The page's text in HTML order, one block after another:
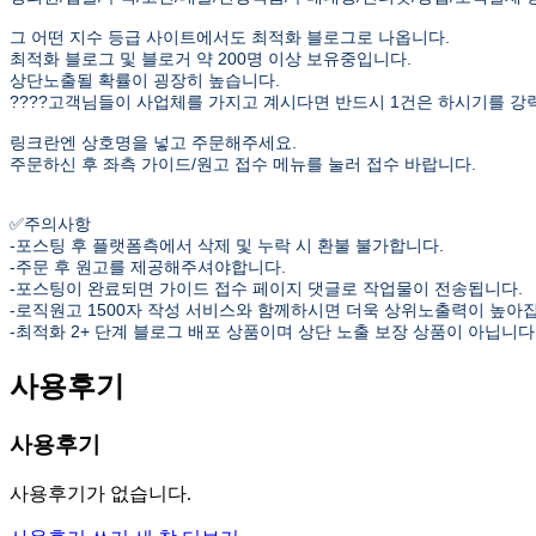
그 어떤 지수 등급 사이트에서도 최적화 블로그로 나옵니다.
최적화 블로그 및 블로거 약 200명 이상 보유중입니다.
상단노출될 확률이 굉장히 높습니다.
????고객님들이 사업체를 가지고 계시다면 반드시 1건은 하시기를 강
링크란엔 상호명을 넣고 주문해주세요.
주문하신 후 좌측 가이드/원고 접수 메뉴를 눌러 접수 바랍니다.
✅주의사항
-포스팅 후 플랫폼측에서 삭제 및 누락 시 환불 불가합니다.
-주문 후 원고를 제공해주셔야합니다.
-포스팅이 완료되면 가이드 접수 페이지 댓글로 작업물이 전송됩니다.
-로직원고 1500자 작성 서비스와 함께하시면 더욱 상위노출력이 높아
-최적화 2+ 단계 블로그 배포 상품이며 상단 노출 보장 상품이 아닙니다.
사용후기
사용후기
사용후기가 없습니다.